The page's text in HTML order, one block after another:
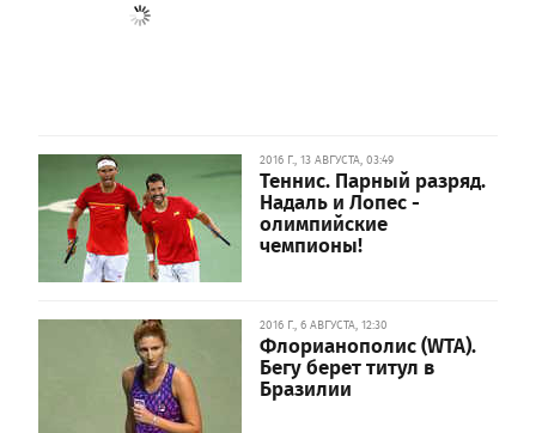
2016 Г., 13 АВГУСТА, 03:49
Теннис. Парный разряд.
Надаль и Лопес -
олимпийские
чемпионы!
2016 Г., 6 АВГУСТА, 12:30
Флорианополис (WTA).
Бегу берет титул в
Бразилии